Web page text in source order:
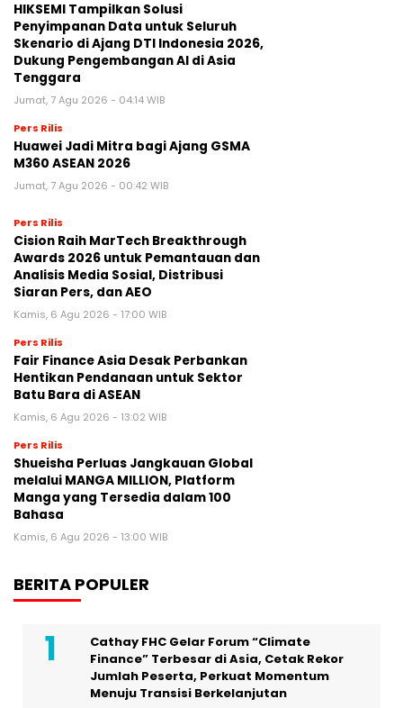
HIKSEMI Tampilkan Solusi
Penyimpanan Data untuk Seluruh
Skenario di Ajang DTI Indonesia 2026,
Dukung Pengembangan AI di Asia
Tenggara
Jumat, 7 Agu 2026 - 04:14 WIB
Pers Rilis
Huawei Jadi Mitra bagi Ajang GSMA
M360 ASEAN 2026
Jumat, 7 Agu 2026 - 00:42 WIB
Pers Rilis
Cision Raih MarTech Breakthrough
Awards 2026 untuk Pemantauan dan
Analisis Media Sosial, Distribusi
Siaran Pers, dan AEO
Kamis, 6 Agu 2026 - 17:00 WIB
Pers Rilis
Fair Finance Asia Desak Perbankan
Hentikan Pendanaan untuk Sektor
Batu Bara di ASEAN
Kamis, 6 Agu 2026 - 13:02 WIB
Pers Rilis
Shueisha Perluas Jangkauan Global
melalui MANGA MILLION, Platform
Manga yang Tersedia dalam 100
Bahasa
Kamis, 6 Agu 2026 - 13:00 WIB
BERITA POPULER
Cathay FHC Gelar Forum “Climate
Finance” Terbesar di Asia, Cetak Rekor
Jumlah Peserta, Perkuat Momentum
Menuju Transisi Berkelanjutan